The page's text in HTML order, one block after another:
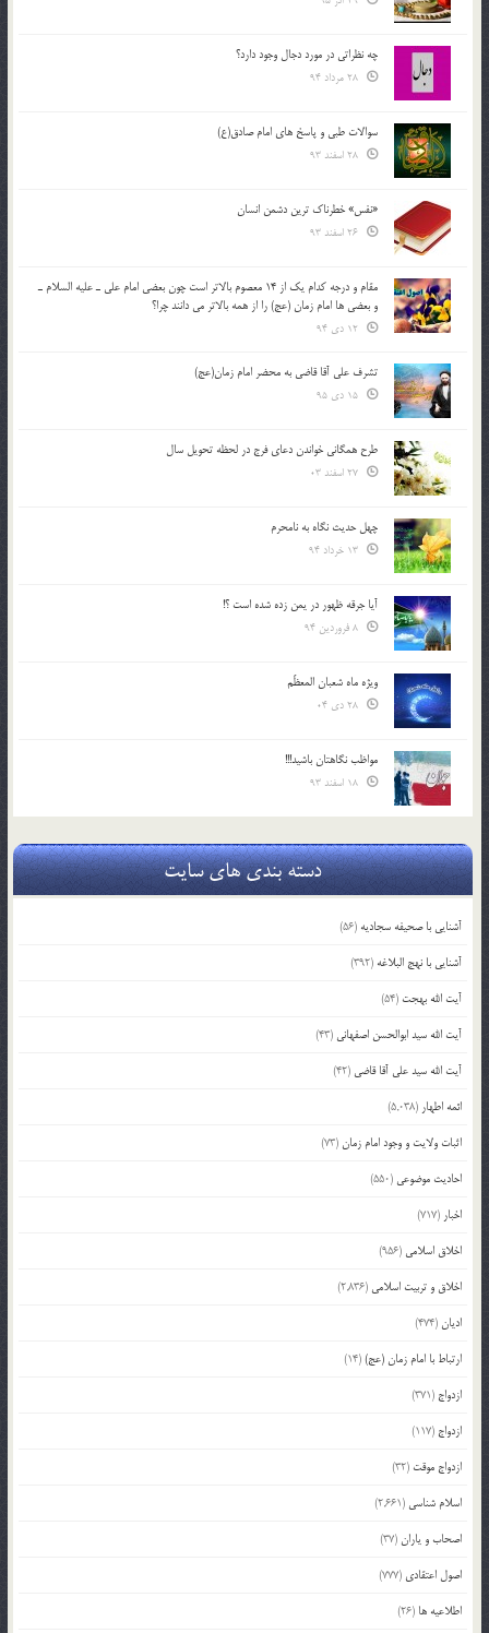
چه نظراتی در مورد دجال وجود دارد؟
سوالات طبی و پاسخ های امام صادق(ع)
«نفس» خطرناک ترین دشمن انسان
مقام و درجه كدام يك از 14 معصوم بالاتر است چون بعضي امام علي ـ عليه السلام ـ
و بعضي ها امام زمان (عج) را از همه بالاتر مي دانند چرا؟
تشرف علي آقا قاضي به محضر امام زمان(عج)
طرح همگانی خواندن دعای فرج در لحظه تحویل سال
چهل حدیث نگاه به نامحرم
آیا جرقه ظهور در یمن زده شده است ؟!
ویژه ماه شعبان المعظّم
مواظب نگاهتان باشید!!!
دسته بندی های سایت
آشنایی با صحیفه سجادیه (56)
آشنایی با نهج البلاغه (392)
آیت الله بهجت (54)
آیت الله سید ابوالحسن اصفهانی (43)
آیت الله سید علی آقا قاضی (42)
ائمه اطهار (5,038)
اثبات ولایت و وجود امام زمان(73)
احادیث موضوعی (550)
اخبار (717)
اخلاق اسلامی (956)
اخلاق و تربیت اسلامی (2,836)
ادیان(474)
ارتباط با امام زمان (عج)(14)
ازدواج (371)
ازدواج (117)
ازدواج موقت (32)
اسلام شناسی (2,661)
اصحاب و یاران(37)
اصول اعتقادی (777)
اطلاعیه ها (26)